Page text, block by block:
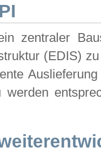
zentraler
(EDIS)